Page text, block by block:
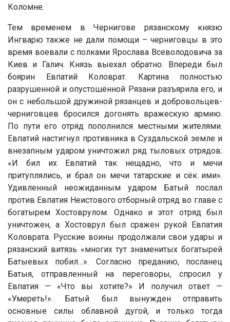
Коломне.
Тем временем в Чернигове рязанскому князю
Ингварю также не дали помощи – черниговцы в это
время воевали с полками Ярослава Всеволодовича за
Киев и Галич. Князь выехал обратно. Впереди был
боярин Евпатий Коловрат. Картина полностью
разрушенной и опустошённой Рязани разъярила его, и
он с небольшой дружиной рязанцев и добровольцев-
черниговцев бросился догонять вражескую армию.
По пути его отряд пополнился местными жителями.
Евпатий настигнул противника в Суздальской земле и
внезапным ударом уничтожил ряд тыловых отрядов:
«И бил их Евпатий так нещадно, что и мечи
притуплялись, и брал он мечи татарские и сёк ими».
Удивленный неожиданным ударом Батый послал
против Евпатия Неистового отборный отряд во главе с
богатырем Хостоврулом. Однако и этот отряд был
уничтожен, а Хостоврул был сражен рукой Евпатия
Коловрата. Русские воины продолжали свои удары и
рязанский витязь «многих тут знаменитых богатырей
Батыевых побил…». Согласно преданию, посланец
Батыя, отправленный на переговоры, спросил у
Евпатия — «Что вы хотите?» И получил ответ —
«Умереть!». Батый был вынужден отправить
основные силы облавной дугой, и только тогда